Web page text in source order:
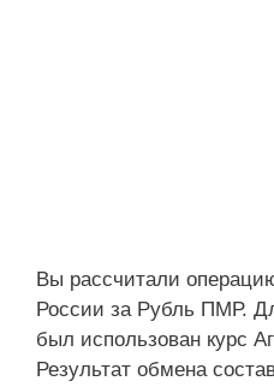
Вы рассчитали
России за Рубль ПМР.
был использован курс
Результат обмена